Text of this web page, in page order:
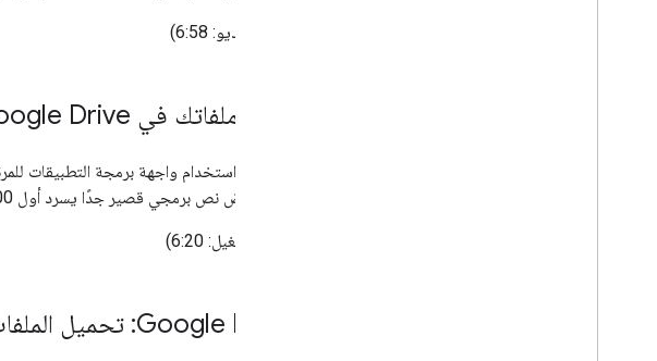
(مدة الفيديو: 6:58)
إدراج ملفاتك في Google Drive
خلال عرض نص برمجي قصير جدًا يسرد أول 100 ملف ومجلد في Google Drive.
(مدة التشغيل: 6:20)
‫Google Drive: تحميل الملفات وتنزيلها